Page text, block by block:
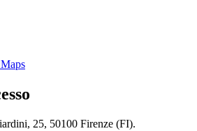
25, 50100 Firenze (FI).